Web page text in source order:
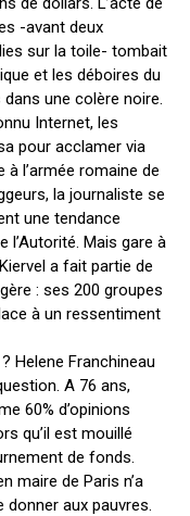
-avant deux
sur la toile- tombait
et les déboires du
une colère noire.
Internet, les
pour acclamer via
l’armée romaine de
la journaliste se
une tendance
l’Autorité. Mais gare à
a fait partie de
: ses 200 groupes
à un ressentiment
Helene Franchineau
A 76 ans,
60% d’opinions
qu’il est mouillé
de fonds.
maire de Paris n’a
donner aux pauvres.